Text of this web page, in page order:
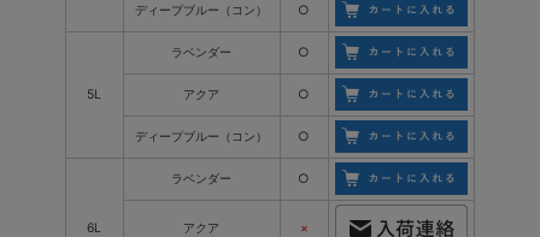
ディープブルー（コン） ○
5L
ラベンダー ○
アクア ○
ディープブルー（コン） ○
6L
ラベンダー ○
アクア ×